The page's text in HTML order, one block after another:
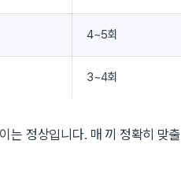
4~5회
3~4회
는 정상입니다. 매 끼 정확히 맞출